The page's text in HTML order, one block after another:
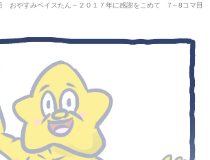
おやすみベイスたん～２０１７年に感謝をこめて 7～8コマ目